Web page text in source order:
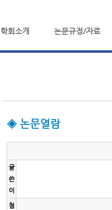
학회소개 논문규정/자료
◈ 논문열람
글
쓴
이
첨